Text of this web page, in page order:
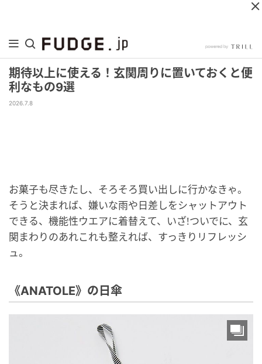
期待以上に使える！玄関周りに置いておくと便
利なもの9選
2026.7.8
お菓子も尽きたし、そろそろ買い出しに行かなきゃ。
そうと決まれば、嫌いな雨や日差しをシャットアウト
できる、機能性ウエアに着替えて、いざ!ついでに、玄
関まわりのあれこれも整えれば、すっきりリフレッシ
ュ。
《ANATOLE》の日傘